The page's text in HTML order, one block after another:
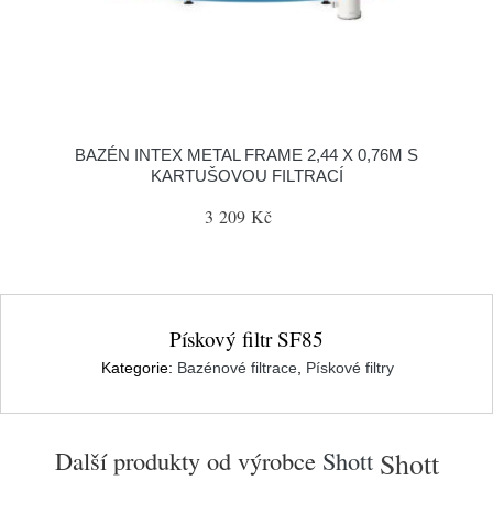
BAZÉN INTEX METAL FRAME 2,44 X 0,76M S
KARTUŠOVOU FILTRACÍ
3 209 Kč
Pískový filtr SF85
Kategorie: Bazénové filtrace Pískové filtry
Další produkty od výrobce Shott Shott